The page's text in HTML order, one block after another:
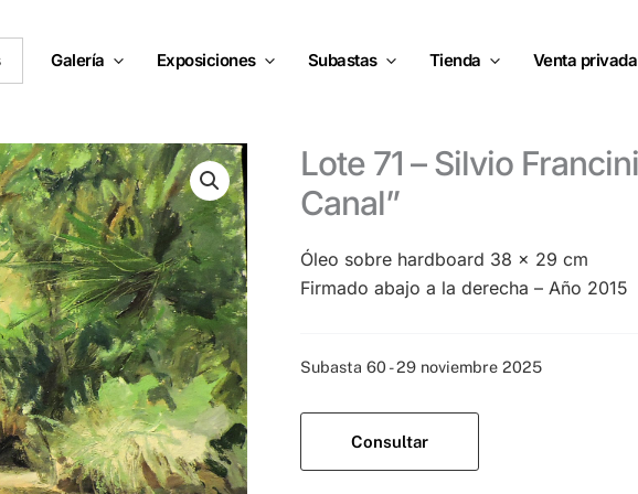
Galería Exposiciones Subastas Tienda Venta privada
Lote 71 – Silvio Francini – “Entrada al
Canal”
Óleo sobre hardboard 38 x 29 cm
Firmado abajo a la derecha – Año 2015
Subasta 60 - 29 noviembre 2025
Consultar